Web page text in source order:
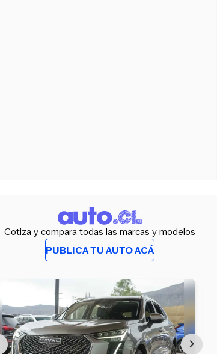
Cotiza y compara todas las marcas y modelos
PUBLICA TU AUTO ACÁ